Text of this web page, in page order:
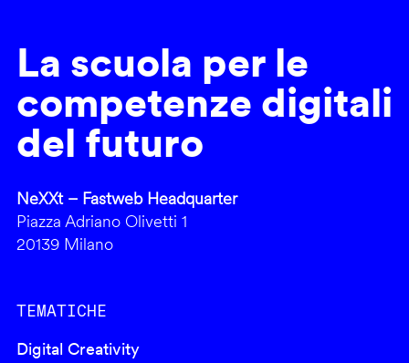
La scuola per le
competenze digitali
del futuro
NeXXt – Fastweb Headquarter
Piazza Adriano Olivetti 1
20139 Milano
TEMATICHE
Digital Creativity